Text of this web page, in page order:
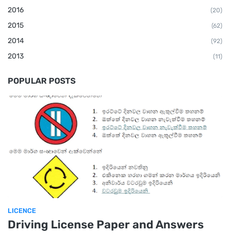
2016 (20)
2015 (62)
2014 (92)
2013 (11)
POPULAR POSTS
LICENCE
Driving License Paper and Answers